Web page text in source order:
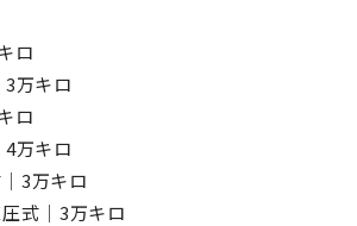
ロ
万キロ
ロ
万キロ
万キロ
式│3万キロ